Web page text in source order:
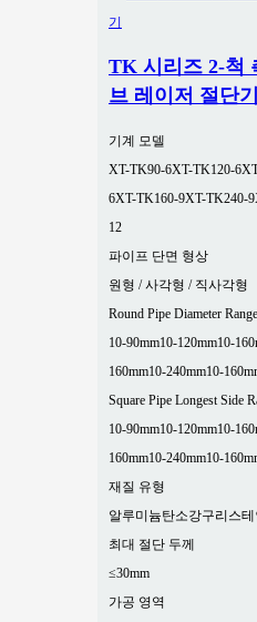
TK 시리즈 2-척
브 레이저 절단기
기계 모델
XT-TK90-6XT-TK120-6
6XT-TK160-9XT-TK240-9
12
파이프 단면 형상
원형 / 사각형 / 직사각형
Round Pipe Diameter Range
10-90mm10-120mm10-
160mm10-240mm10-
Square Pipe Longest Side
10-90mm10-120mm10-
160mm10-240mm10-
재질 유형
알루미늄탄소강구리 스
최대 절단 두께
≤30mm
가공 영역